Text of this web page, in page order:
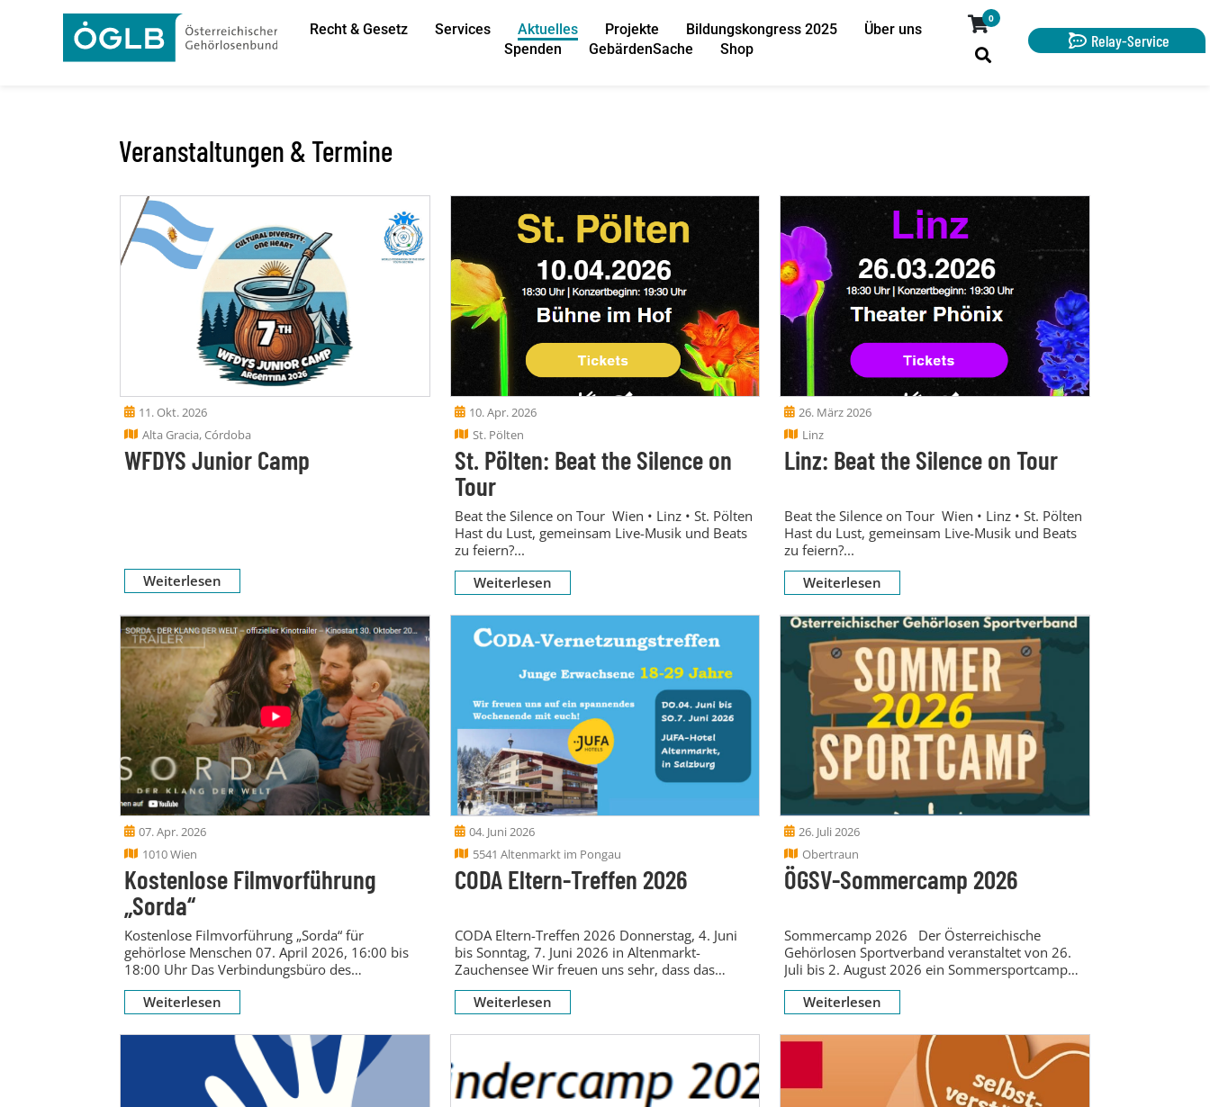
Recht & Gesetz Services Aktuelles Projekte Bildungskongress 2025
Über uns
Spenden
GebärdenSache Shop
0
Relay-Service
Veranstaltungen & Termine
11. Okt. 2026
Alta Gracia, Córdoba
WFDYS Junior Camp
Weiterlesen
10. Apr. 2026
St. Pölten
St. Pölten: Beat the Silence on
Tour
Beat the Silence on Tour Wien • Linz • St. Pölten
Hast du Lust, gemeinsam Live-Musik und Beats
zu feiern?...
Weiterlesen
26. März 2026
Linz
Linz: Beat the Silence on Tour
Beat the Silence on Tour Wien • Linz • St. Pölten
Hast du Lust, gemeinsam Live-Musik und Beats
zu feiern?...
Weiterlesen
07. Apr. 2026
1010 Wien
Kostenlose Filmvorführung
„Sorda“
Kostenlose Filmvorführung „Sorda“ für
gehörlose Menschen 07. April 2026, 16:00 bis
18:00 Uhr Das Verbindungsbüro des
Europäischen Parlaments in Wien...
Weiterlesen
04. Juni 2026
5541 Altenmarkt im Pongau
CODA Eltern-Treffen 2026
CODA Eltern-Treffen 2026 Donnerstag, 4. Juni
bis Sonntag, 7. Juni 2026 in Altenmarkt-
Zauchensee Wir freuen uns sehr, dass das
CODA-Eltern-Treffen 2026 in...
Weiterlesen
26. Juli 2026
Obertraun
ÖGSV-Sommercamp 2026
Sommercamp 2026 Der Österreichische
Gehörlosen Sportverband veranstaltet von 26.
Juli bis 2. August 2026 ein Sommersportcamp
für gehörlose und schwerhörige Kinder...
Weiterlesen